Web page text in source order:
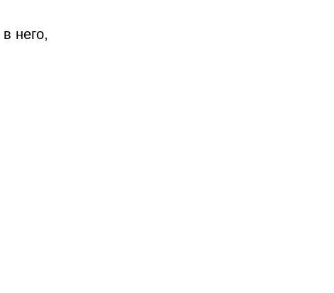
него,